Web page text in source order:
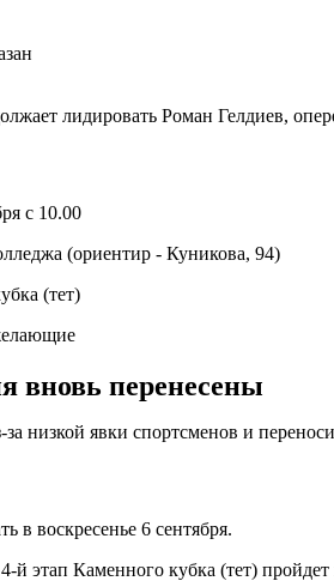
лидировать Роман Гелдиев,
с 10.00
(ориентир - Куникова, 94)
(тет)
вновь перенесены
за низкой явки спортсменов и
в воскресенье 6 сентября.
й этап Каменного кубка (тет)